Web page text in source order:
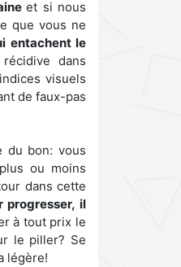
et si nous
que vous ne
entachent le
dans
visuels
de faux-pas
du bon: vous
ou moins
dans cette
progresser, il
à tout prix le
le piller? Se
légère!